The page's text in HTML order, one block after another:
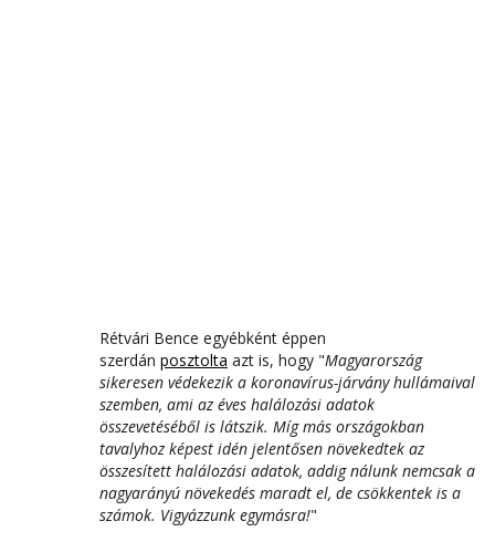
Rétvári Bence egyébként éppen
szerdán posztolta azt is, hogy "Magyarország
sikeresen védekezik a koronavírus-járvány hullámaival
szemben, ami az éves halálozási adatok
összevetéséből is látszik. Míg más országokban
tavalyhoz képest idén jelentősen növekedtek az
összesített halálozási adatok, addig nálunk nemcsak a
nagyarányú növekedés maradt el, de csökkentek is a
számok. Vigyázzunk egymásra!"